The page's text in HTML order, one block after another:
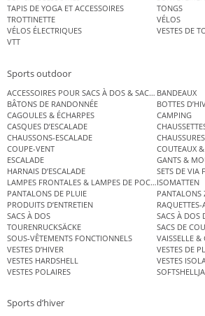
TAPIS DE YOGA ET ACCESSOIRES
TONGS
TROTTINETTE
VÉLOS
VÉLOS ÉLECTRIQUES
VESTES DE
VTT
Sports outdoor
ACCESSOIRES POUR SACS À DOS & SACS ÉTANCHES
BANDEAUX
BÂTONS DE RANDONNÉE
BOTTES
CAGOULES & ÉCHARPES
CAMPING
CASQUES D’ESCALADE
CHAUSSONS-ESCALADE
COUPE-VENT
COUTEAUX
ESCALADE
GANTS &
HARNAIS D’ESCALADE
SETS DE VIA
LAMPES FRONTALES & LAMPES DE POCHEISOMATTEN
PANTALONS DE PLUIE
PANTALONS
PRODUITS D’ENTRETIEN
RAQUETTES-
SACS À DOS
SACS À DOS
TOURENRUCKSÄCKE
SACS DE
SOUS-VÊTEMENTS FONCTIONNELS
VAISSELLE &
VESTES D’HIVER
VESTES DE
VESTES HARDSHELL
VESTES
VESTES POLAIRES
Sports d’hiver